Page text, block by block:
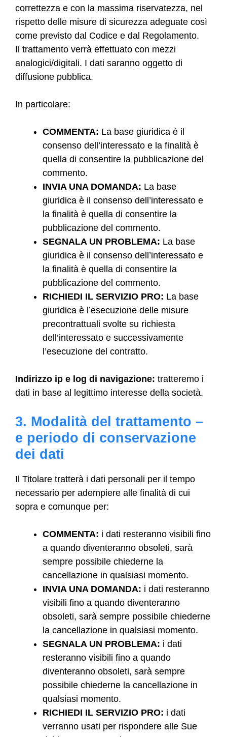
correttezza e con la massima riservatezza, nel
rispetto delle misure di sicurezza adeguate così
come previsto dal Codice e dal Regolamento.
Il trattamento verrà effettuato con mezzi
analogici/digitali. I dati saranno oggetto di
diffusione pubblica.
In particolare:
COMMENTA: La base giuridica è il
consenso dell’interessato e la finalità è
quella di consentire la pubblicazione del
commento.
INVIA UNA DOMANDA: La base
giuridica è il consenso dell’interessato e
la finalità è quella di consentire la
pubblicazione del commento.
SEGNALA UN PROBLEMA: La base
giuridica è il consenso dell’interessato e
la finalità è quella di consentire la
pubblicazione del commento.
RICHIEDI IL SERVIZIO PRO: La base
giuridica è l’esecuzione delle misure
precontrattuali svolte su richiesta
dell’interessato e successivamente
l’esecuzione del contratto.
Indirizzo ip e log di navigazione: tratteremo i
dati in base al legittimo interesse della società.
3. Modalità del trattamento –
e periodo di conservazione
dei dati
Il Titolare tratterà i dati personali per il tempo
necessario per adempiere alle finalità di cui
sopra e comunque per:
COMMENTA: i dati resteranno visibili fino
a quando diventeranno obsoleti, sarà
sempre possibile chiederne la
cancellazione in qualsiasi momento.
INVIA UNA DOMANDA: i dati resteranno
visibili fino a quando diventeranno
obsoleti, sarà sempre possibile chiederne
la cancellazione in qualsiasi momento.
SEGNALA UN PROBLEMA: i dati
resteranno visibili fino a quando
diventeranno obsoleti, sarà sempre
possibile chiederne la cancellazione in
qualsiasi momento.
RICHIEDI IL SERVIZIO PRO: i dati
verranno usati per rispondere alle Sue